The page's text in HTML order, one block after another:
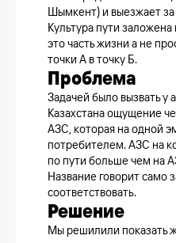
Шымкент) и выезжает за
Культура пути заложена
это часть жизни а не
точки А в точку Б.
Проблема
Задачей было вызвать у
Казахстана ощущение
АЗС, которая на одной
потребителем. АЗС на
по пути больше чем на
Название говорит само
соответствовать.
Решение
Мы решилили показать